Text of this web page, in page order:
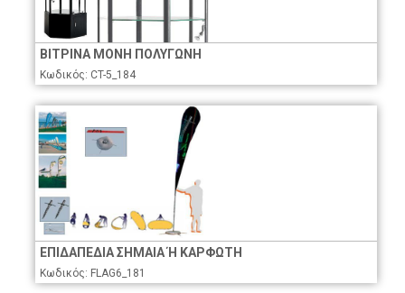
ΒΙΤΡΙΝΑ ΜΟΝΗ ΠΟΛΥΓΩΝΗ
Κωδικός: CT-5_184
ΕΠΙΔΑΠΕΔΙΑ ΣΗΜΑΙΑ Ή ΚΑΡΦΩΤΗ
Κωδικός: FLAG6_181